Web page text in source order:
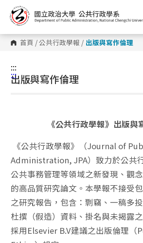
到
主
內
容 首頁 /公共行政學報 / 出版與寫作倫理
:::
:::
出版與寫作倫理
《公共行政學報》出版與
《公共行政學報》（Journal of
Administration, JPA）致力於公共
公共事務管理等領域之新發現、觀
的高品質研究論文。本學報不接受
之研究報告，包含：剽竊、一稿多
杜撰（假造）資料、掛名與未揭露
採用Elsevier B.V建議之出版倫理（